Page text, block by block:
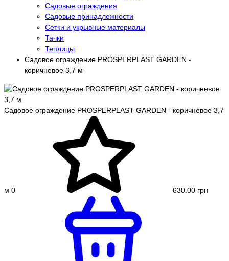
Садовые ограждения
Садовые принадлежности
Сетки и укрывные материалы
Тачки
Теплицы
Садовое ограждение PROSPERPLAST GARDEN -
коричневое 3,7 м
Садовое ограждение PROSPERPLAST GARDEN - коричневое 3,7
м 0 630.00 грн